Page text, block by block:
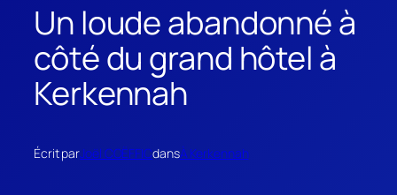
Un loude abandonné à
côté du grand hôtel à
Kerkennah
Écrit parJoël COËFFICdansÀ Kerkennah